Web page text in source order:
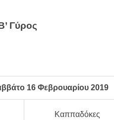
Γύρος
16Φεβρουαρίου 2019
Καππαδόκες